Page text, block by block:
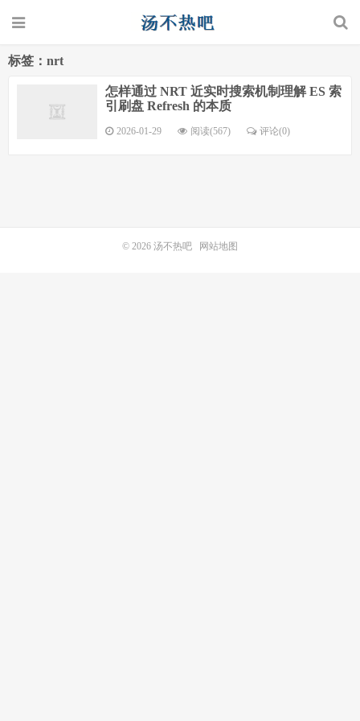
标签：nrt
怎样通过 NRT 近实时搜索机制理解 ES 索
引刷盘 Refresh 的本质
2026-01-29 阅读(567) 评论(0)
© 2026 汤不热吧 网站地图